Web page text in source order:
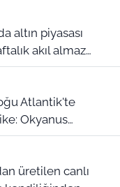
akıl almaz
belli oldu
Okyanus
atık varili